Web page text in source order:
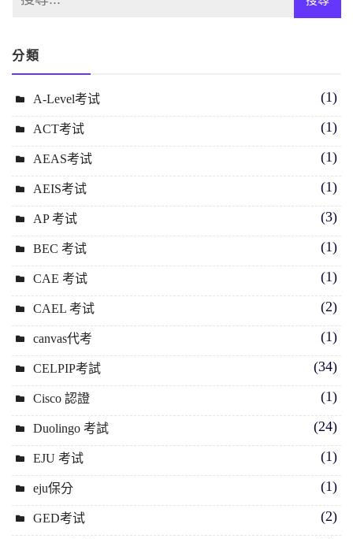
分類
A-Level考试 (1)
ACT考试 (1)
AEAS考试 (1)
AEIS考试 (1)
AP 考试 (3)
BEC 考试 (1)
CAE 考试 (1)
CAEL 考试 (2)
canvas代考 (1)
CELPIP考試 (34)
Cisco 認證 (1)
Duolingo 考試 (24)
EJU 考试 (1)
eju保分 (1)
GED考试 (2)